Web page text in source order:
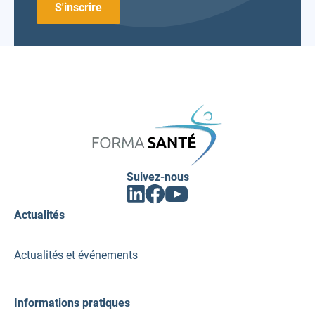
Suivez-nous
Linkedin
(ouvrir
nouvel
Facebook
(ouvrir
nouvel
Youtube
(ouvrir
nouvel
Actualités
Actualités et événements
Informations pratiques